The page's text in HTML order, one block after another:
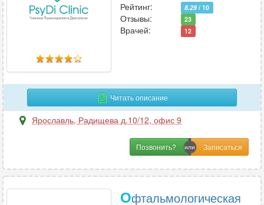
Рейтинг:
8.29 / 10
Отзывы: 23
Врачей: 12
Читать описание
Ярославль, Радищева д.10/12, офис 9
Позвонить?
Офтальмологическая